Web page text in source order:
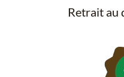
Retrait au